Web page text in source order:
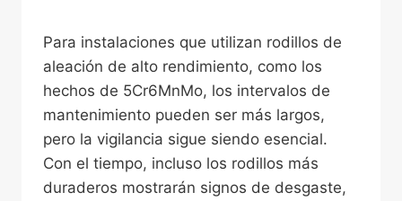
Para instalaciones que utilizan rodillos de
aleación de alto rendimiento, como los
hechos de 5Cr6MnMo, los intervalos de
mantenimiento pueden ser más largos,
pero la vigilancia sigue siendo esencial.
Con el tiempo, incluso los rodillos más
duraderos mostrarán signos de desgaste,